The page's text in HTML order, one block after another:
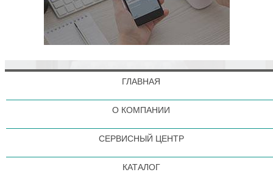
ГЛАВНАЯ
О КОМПАНИИ
СЕРВИСНЫЙ ЦЕНТР
КАТАЛОГ